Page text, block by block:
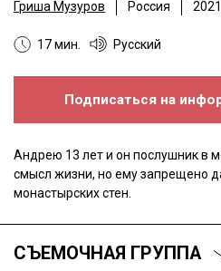
Гриша Музуров Россия 2021
17 мин. Русский
Подписаться на
Андрею 13 лет и он послушник в
смысл жизни, но ему запрещено
монастырских стен.
СЪЕМОЧНАЯ ГРУППА